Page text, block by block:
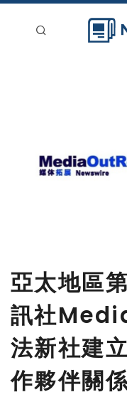
刊登
亞太地區
訊社
法新社建
作夥伴關